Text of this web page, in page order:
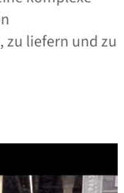
zu liefern und zu